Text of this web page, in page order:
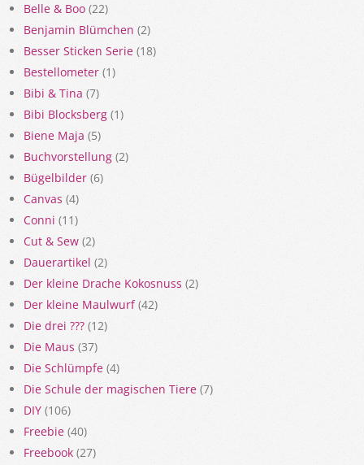
Belle & Boo (22)
Benjamin Blümchen (2)
Besser Sticken Serie (18)
Bestellometer (1)
Bibi & Tina (7)
Bibi Blocksberg (1)
Biene Maja (5)
Buchvorstellung (2)
Bügelbilder (6)
Canvas (4)
Conni (11)
Cut & Sew (2)
Dauerartikel (2)
Der kleine Drache Kokosnuss (2)
Der kleine Maulwurf(42)
Die drei ??? (12)
Die Maus (37)
Die Schlümpfe (4)
Die Schule der magischen Tiere (7)
DIY (106)
Freebie (40)
Freebook (27)